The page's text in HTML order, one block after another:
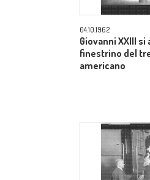
04.10.1962
Giovanni XXIII
finestrino del
americano